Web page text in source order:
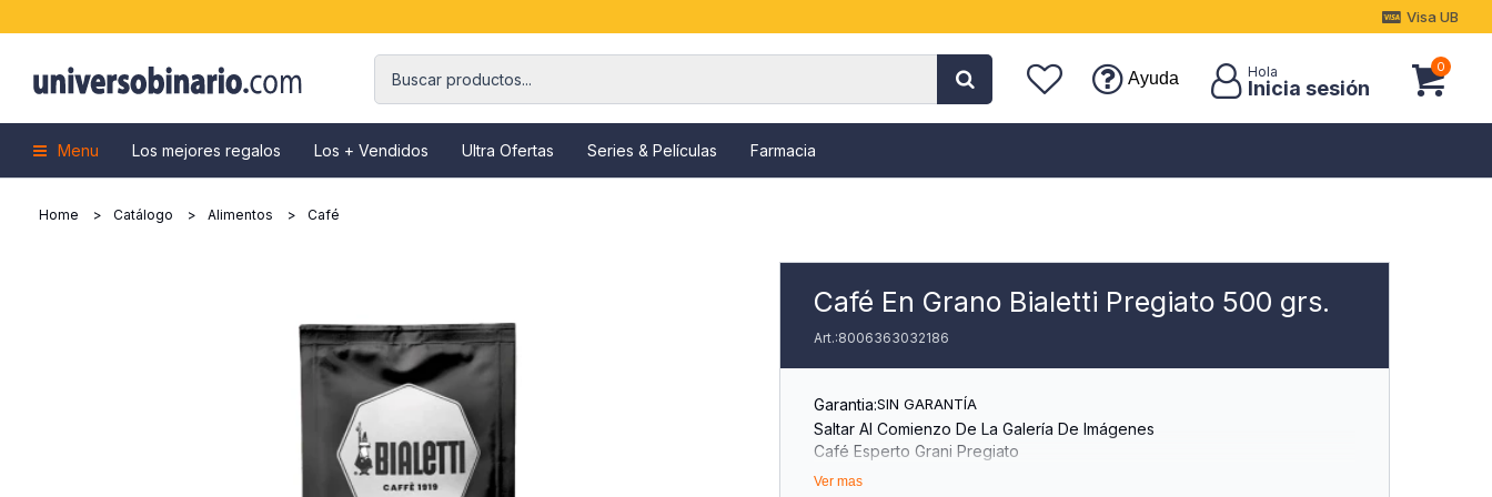
Menu Los mejores regalos Los + Vendidos Ultra Ofertas Series & Películas Farmacia
Ayuda
0
Visa UB
Home Catálogo Alimentos Café
Café En Grano Bialetti Pregiato 500 grs.
8006363032186
Garantia:SIN GARANTÍA
Saltar Al Comienzo De La Galería De Imágenes
Café Esperto Grani Pregiato
Sku096080390
Ver mas